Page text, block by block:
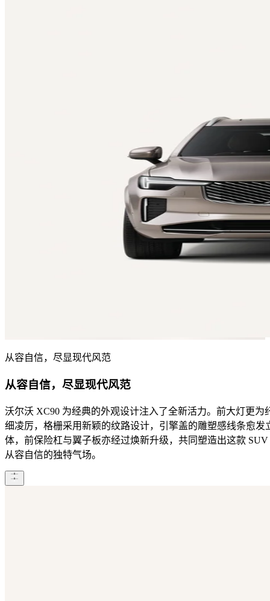
从容自信，尽显现代风范
从容自信，尽显现代风范
沃尔沃 XC90 为经典的外观设计注入了全新活力。前大灯更为
细凌厉，格栅采用新颖的纹路设计，引擎盖的雕塑感线条愈发
体，前保险杠与翼子板亦经过焕新升级，共同塑造出这款 SUV
从容自信的独特气场。